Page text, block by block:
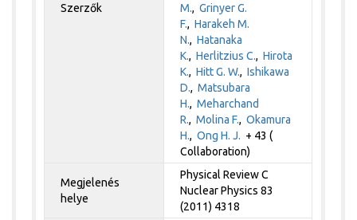
Szerzők
M.,Grinyer G.
F.,Harakeh M.
N.,Hatanaka
K.,Herlitzius C.,Hirota
K.,Hitt G. W.,Ishikawa
D.,Matsubara
H.,Meharchand
R.,Molina F.,Okamura
H.,Ong H. J. + 43 (
Collaboration)
Megjelenés
helye
Physical Review C
Nuclear Physics 83
(2011) 4318